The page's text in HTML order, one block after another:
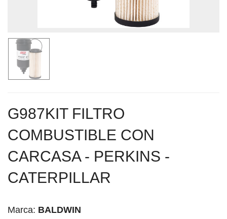
G987KIT FILTRO
COMBUSTIBLE CON
CARCASA - PERKINS -
CATERPILLAR
Marca: BALDWIN